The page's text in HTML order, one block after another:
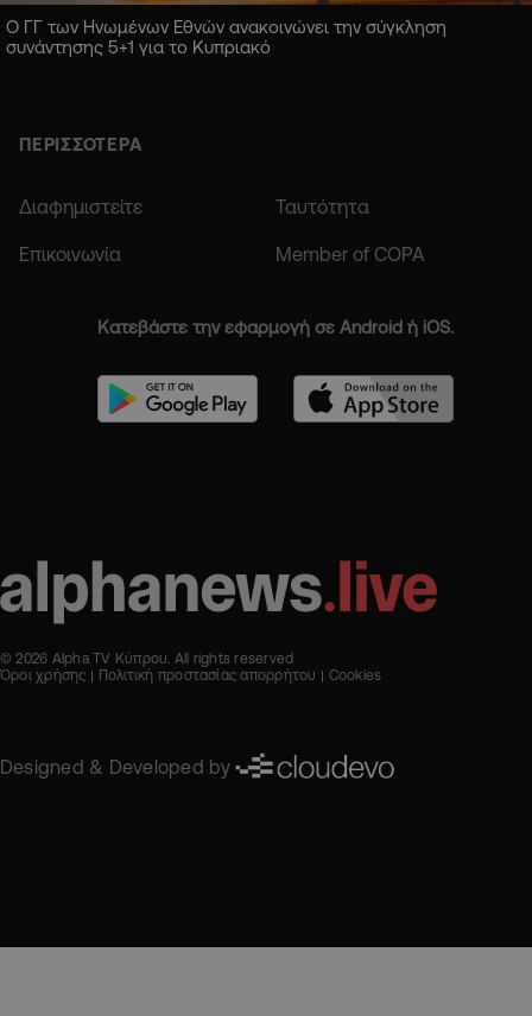
Ο ΓΓ των Ηνωμένων Εθνών ανακοινώνει την σύγκληση
συνάντησης 5+1 για το Κυπριακό
ΠΕΡΙΣΣΟΤΕΡΑ
Διαφημιστείτε Ταυτότητα
Επικοινωνία Member of COPA
Κατεβάστε την εφαρμογή σε Android ή iOS.
© 2026 Alpha TV Κύπρου. All rights reserved
Όροι χρήσης
Πολιτική προστασίας απορρήτου Cookies
Designed & Developed by